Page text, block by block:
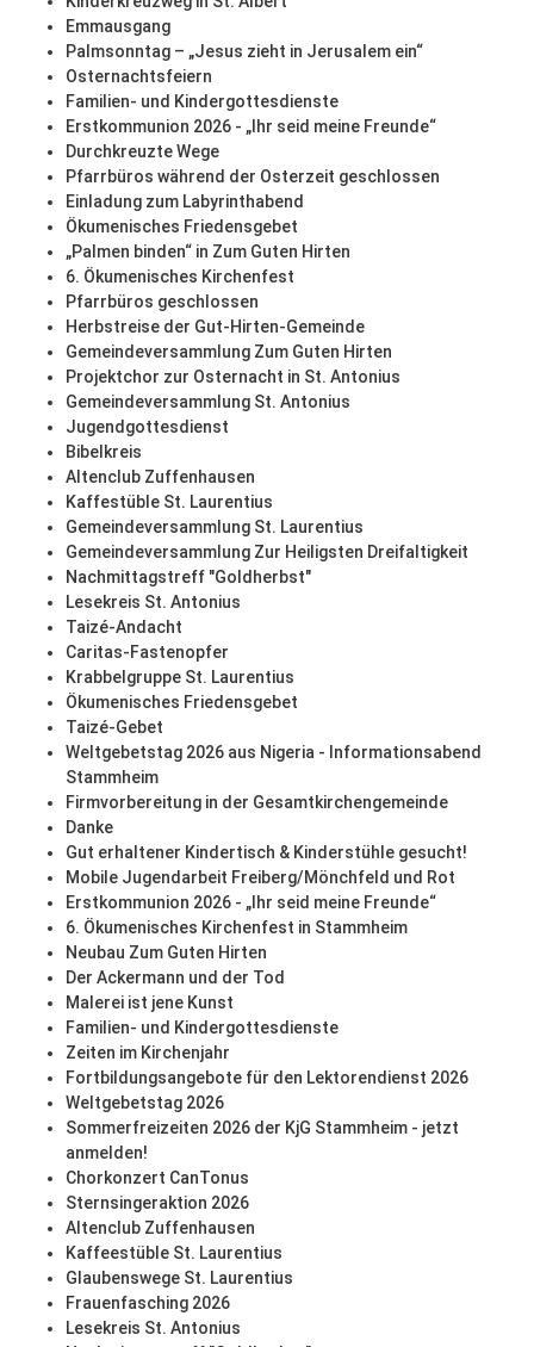
Emmausgang
Palmsonntag – „Jesus zieht in Jerusalem ein“
Osternachtsfeiern
Familien- und Kindergottesdienste
Erstkommunion 2026 - „Ihr seid meine Freunde“
Durchkreuzte Wege
Pfarrbüros während der Osterzeit geschlossen
Einladung zum Labyrinthabend
Ökumenisches Friedensgebet
„Palmen binden“ in Zum Guten Hirten
6. Ökumenisches Kirchenfest
Pfarrbüros geschlossen
Herbstreise der Gut-Hirten-Gemeinde
Gemeindeversammlung Zum Guten Hirten
Projektchor zur Osternacht in St. Antonius
Gemeindeversammlung St. Antonius
Jugendgottesdienst
Bibelkreis
Altenclub Zuffenhausen
Kaffestüble St. Laurentius
Gemeindeversammlung St. Laurentius
Gemeindeversammlung Zur Heiligsten Dreifaltigkeit
Nachmittagstreff "Goldherbst"
Lesekreis St. Antonius
Taizé-Andacht
Caritas-Fastenopfer
Krabbelgruppe St. Laurentius
Ökumenisches Friedensgebet
Taizé-Gebet
Weltgebetstag 2026 aus Nigeria - Informationsabend
Stammheim
Firmvorbereitung in der Gesamtkirchengemeinde
Danke
Gut erhaltener Kindertisch & Kinderstühle gesucht!
Mobile Jugendarbeit Freiberg/Mönchfeld und Rot
Erstkommunion 2026 - „Ihr seid meine Freunde“
6. Ökumenisches Kirchenfest in Stammheim
Neubau Zum Guten Hirten
Der Ackermann und der Tod
Malerei ist jene Kunst
Familien- und Kindergottesdienste
Zeiten im Kirchenjahr
Fortbildungsangebote für den Lektorendienst 2026
Weltgebetstag 2026
Sommerfreizeiten 2026 der KjG Stammheim - jetzt
anmelden!
Chorkonzert CanTonus
Sternsingeraktion 2026
Altenclub Zuffenhausen
Kaffeestüble St. Laurentius
Glaubenswege St. Laurentius
Frauenfasching 2026
Lesekreis St. Antonius